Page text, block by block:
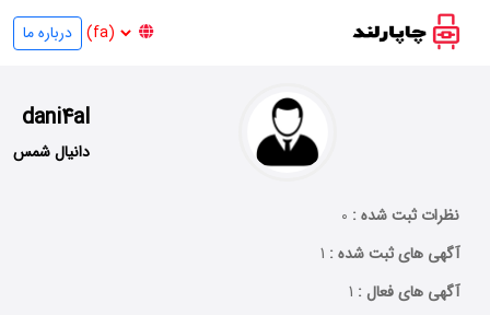
درباره ما
dani4al
دانیال شمس
نظرات ثبت شده : 0
آگهی های ثبت شده : 1
آگهی های فعال : 1